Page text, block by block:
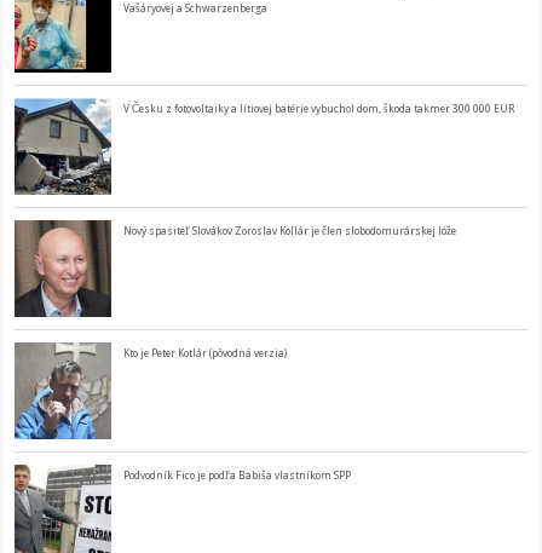
Vašáryovej a Schwarzenberga
V Česku z fotovoltaiky a lítiovej batérie vybuchol dom, škoda takmer 300 000 EUR
Nový spasiteľ Slovákov Zoroslav Kollár je člen slobodomurárskej lóže
Kto je Peter Kotlár (pôvodná verzia)
Podvodník Fico je podľa Babiša vlastníkom SPP